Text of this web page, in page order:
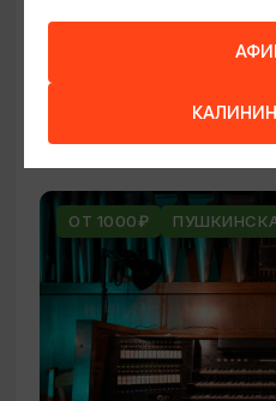
Оставленный багаж
Светлогорск, Арт-
ОТ 1000₽